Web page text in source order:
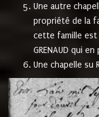
Une autre
propriété de la
cette famille
GRENAUD qui
Une chapelle su